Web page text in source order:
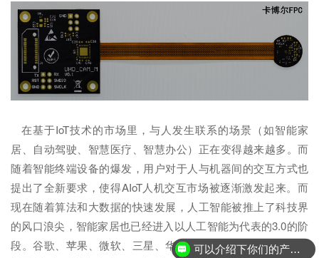
在基于IoT技术的市场里，与人发生联系的场景（如智能家
居、自动驾驶、智慧医疗、智慧办公）正在变得越来越多。而
随着智能终端设备的爆发，用户对于人与机器间的交互方式也
提出了全新要求，使得AIoT人机交互市场被逐渐激发起来。而
现在随着算法和大数据的快速发展，人工智能被推上了科技界
的风口浪尖，智能家居也已经进入以人工智能为代表的3.0的阶
段。谷歌、苹果、微软、三星、华为、小米、魅族等众多科技
可以介绍下你们的产品么？